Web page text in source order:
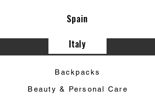
Category ▼
Spain
Italy
Backpacks
Beauty & Personal Care